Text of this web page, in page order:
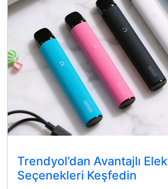
Trendyol’dan Avantajlı
Seçenekleri Keşfedin